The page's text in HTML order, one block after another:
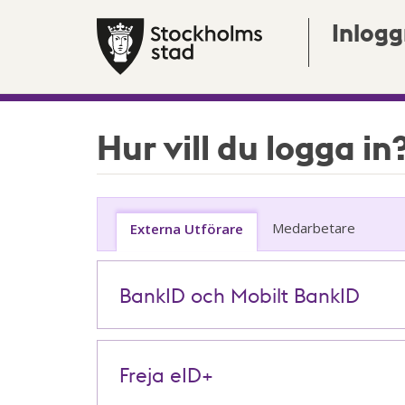
Hur vill du logga
Externa Utförare Medarbetare
BankID och Mobilt BankID
Freja eID+